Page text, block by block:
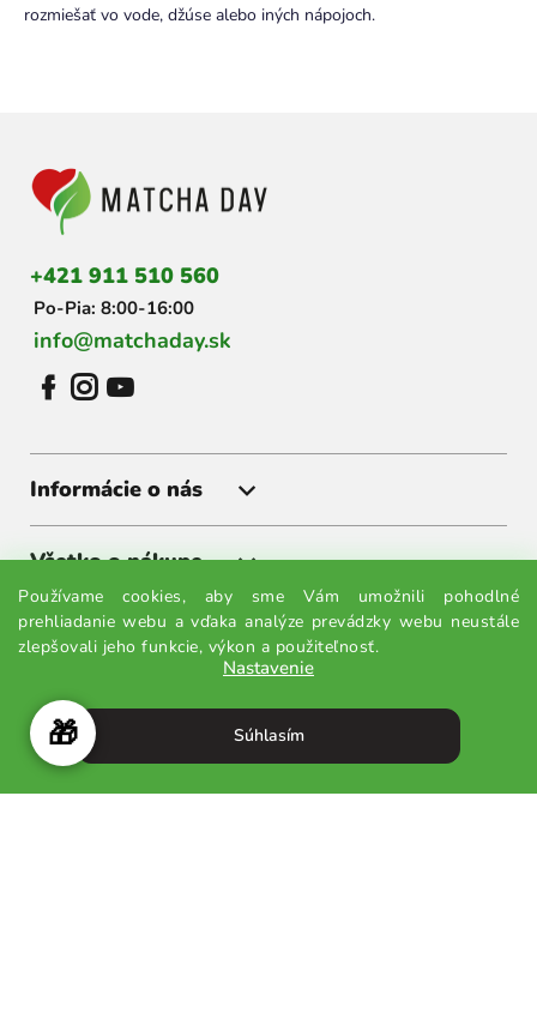
Používame cookies, aby sme Vám umožnili pohodlné
prehliadanie webu a vďaka analýze prevádzky webu neustále
zlepšovali jeho funkcie, výkon a použiteľnosť.
Nastavenie
Súhlasím
rozmiešať vo vode, džúse alebo iných nápojoch.
+421 911 510 560
Po-Pia: 8:00-16:00
info@matchaday.sk
Informácie o nás
Všetko o nákupe
Získajte akcie a zľavy ako prvý
prvý.
Odoslať
🎁